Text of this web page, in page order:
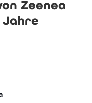
Zeenea